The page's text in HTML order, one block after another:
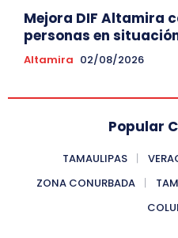
Mejora DIF Altamira
personas en
Altamira 02/08/2026
Popular
TAMAULIPAS
ZONA CONURBADA